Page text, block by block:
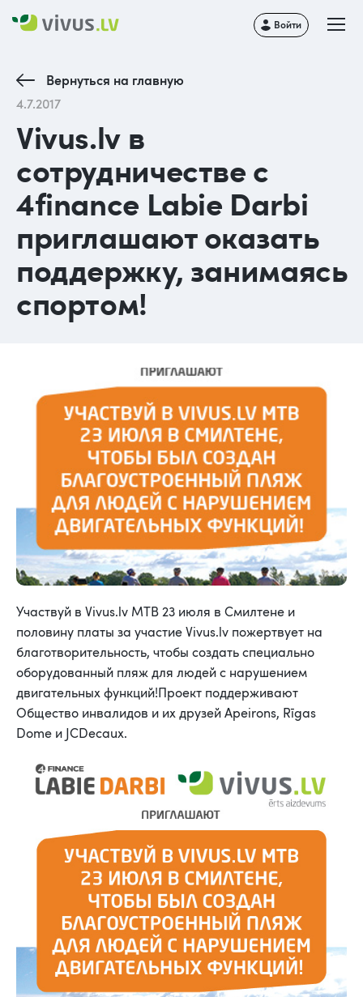
Войти
Вернуться на главную
4.7.2017
Vivus.lv в
сотрудничестве с
4finance Labie Darbi
приглашают оказать
поддержку, занимаясь
спортом!
Участвуй в Vivus.lv MTB 23 июля в Смилтене и
половину платы за участие Vivus.lv пожертвует на
благотворительность, чтобы создать специально
оборудованный пляж для людей с нарушением
двигательных функций!Проект поддерживают
Общество инвалидов и их друзей Apeirons, Rīgas
Dome и JCDecaux.